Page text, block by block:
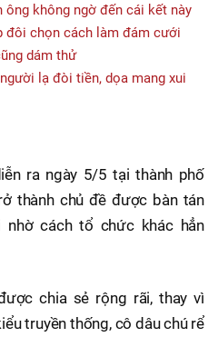
không ngờ đến cái kết này
đôi chọn cách làm đám cưới
dám thử
lạ đòi tiền, dọa mang xui
ra ngày 5/5 tại thành phố
thành chủ đề được bàn tán
cách tổ chức khác hẳn
chia sẻ rộng rãi, thay vì
truyền thống, cô dâu chú rể